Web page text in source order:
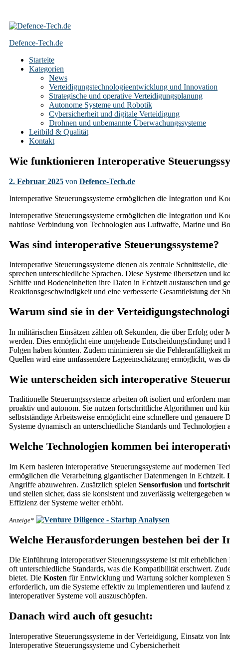
Skip
content
Defence-Tech.de
Starteite
Kategorien
News
Verteidigungstechnologieentwicklung und Innovation
Strategische und operative Verteidigungsplanung
Autonome Systeme und Robotik
Cybersicherheit und digitale Verteidigung
Drohnen und unbemannte Überwachungssysteme
Leitbild & Qualität
Kontakt
Wie funktionieren Interoperative
2. Februar 2025 von Defence-Tech.de
Interoperative Steuerungssysteme ermöglichen die Integration und
Interoperative Steuerungssysteme ermöglichen die Integration und
nahtlose Verbindung von Technologien aus Luftwaffe, Marine und
Was sind interoperative Steuerungssysteme?
Interoperative Steuerungssysteme dienen als zentrale Schnittstelle,
sprechen unterschiedliche Sprachen. Diese Systeme übersetzen
Schiffe und Bodeneinheiten ihre Daten in Echtzeit austauschen und
Reaktionsgeschwindigkeit und eine verbesserte Gesamtleistung der
Warum sind sie in der
In militärischen Einsätzen zählen oft Sekunden, die über Erfolg oder
werden. Dies ermöglicht eine umgehende Entscheidungsfindung
Folgen haben könnten. Zudem minimieren sie die Fehleranfälligkeit
Quellen wird eine umfassendere Lageeinschätzung ermöglicht, was
Wie unterscheiden sich interoperative
Traditionelle Steuerungssysteme arbeiten oft isoliert und erfordern
proaktiv und autonom. Sie nutzen fortschrittliche Algorithmen und
selbstständige Arbeitsweise ermöglicht eine schnellere und
Systeme dynamisch an unterschiedliche Standards und
Welche Technologien kommen bei
Im Kern basieren interoperative Steuerungssysteme auf modernen
ermöglichen die Verarbeitung gigantischer Datenmengen in Echtzeit.
Angriffe abzuwehren. Zusätzlich spielen Sensorfusion und
und stellen sicher, dass sie konsistent und zuverlässig weitergegeben
Effizienz der Systeme weiter erhöht.
Anzeige*
Welche Herausforderungen bestehen bei der
Die Einführung interoperativer Steuerungssysteme ist mit
oft unterschiedliche Standards, was die Kompatibilität erschwert.
bietet. Die Kosten für Entwicklung und Wartung solcher komplexen
erforderlich, um die Systeme effektiv zu implementieren und laufend
interoperativer Systeme voll auszuschöpfen.
Danach wird auch oft gesucht:
Interoperative Steuerungssysteme in der Verteidigung, Einsatz von
Interoperative Steuerungssysteme und Cybersicherheit